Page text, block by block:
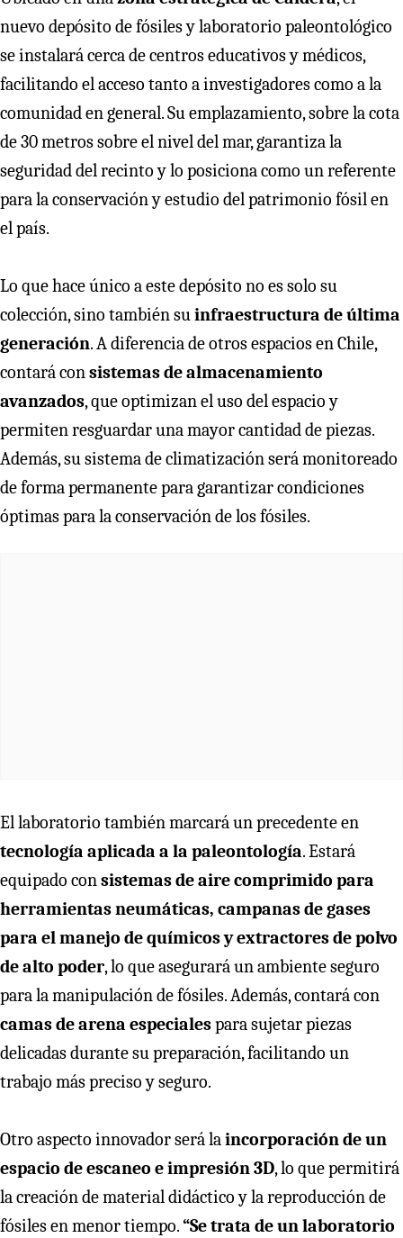
nuevo depósito de fósiles y laboratorio paleontológico
se instalará cerca de centros educativos y médicos,
facilitando el acceso tanto a investigadores como a la
comunidad en general. Su emplazamiento, sobre la cota
de 30 metros sobre el nivel del mar, garantiza la
seguridad del recinto y lo posiciona como un referente
para la conservación y estudio del patrimonio fósil en
el país.
Lo que hace único a este depósito no es solo su
colección, sino también suinfraestructura de última
generación. A diferencia de otros espacios en Chile,
contará consistemas de almacenamiento
avanzados, que optimizan el uso del espacio y
permiten resguardar una mayor cantidad de piezas.
Además, su sistema de climatización será monitoreado
de forma permanente para garantizar condiciones
óptimas para la conservación de los fósiles.
El laboratorio también marcará un precedente en
tecnología aplicada a la paleontología. Estará
equipado consistemas de aire comprimido para
herramientas neumáticas, campanas de gases
para el manejo de químicos y extractores de polvo
de alto poder, lo que asegurará un ambiente seguro
para la manipulación de fósiles. Además, contará con
camas de arena especialespara sujetar piezas
delicadas durante su preparación, facilitando un
trabajo más preciso y seguro.
Otro aspecto innovador será laincorporación de un
espacio de escaneo e impresión 3D, lo que permitirá
la creación de material didáctico y la reproducción de
fósiles en menor tiempo.“Se trata de un laboratorio